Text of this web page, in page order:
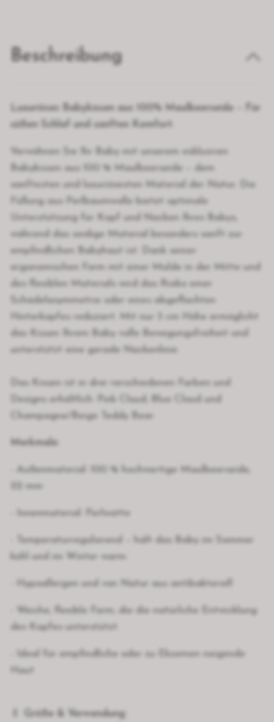
Beschreibung
Luxuriöses Babykissen aus 100% Maulbeerseide – Für
süßen Schlaf und sanften Komfort.
Verwöhnen Sie Ihr Baby mit unserem exklusiven
Babykissen aus 100 % Maulbeerseide – dem
sanftesten und luxuriösesten Material der Natur. Die
Füllung aus Perlbaumwolle bietet optimale
Unterstützung für Kopf und Nacken Ihres Babys,
während das seidige Material besonders sanft zur
empfindlichen Babyhaut ist. Dank seiner
ergonomischen Form mit einer Mulde in der Mitte und
des flexiblen Materials wird das Risiko einer
Schädelasymmetrie oder eines abgeflachten
Hinterkopfes reduziert. Mit nur 3 cm Höhe ermöglicht
das Kissen Ihrem Baby volle Bewegungsfreiheit und
unterstützt eine gerade Nackenlinie.
Das Kissen ist in drei verschiedenen Farben und
Designs erhältlich: Pink Cloud, Blue Cloud und
Champagne/Beige Teddy Bear.
Merkmale:
- Außenmaterial: 100 % hochwertige Maulbeerseide,
22 mm
- Innenmaterial: Perlwatte
- Temperaturregulierend – hält das Baby im Sommer
kühl und im Winter warm.
- Hypoallergen und von Natur aus antibakteriell
- Weiche, flexible Form, die die natürliche Entwicklung
des Kopfes unterstützt.
- Ideal für empfindliche oder zu Ekzemen neigende
Haut
Größe & Verwendung: